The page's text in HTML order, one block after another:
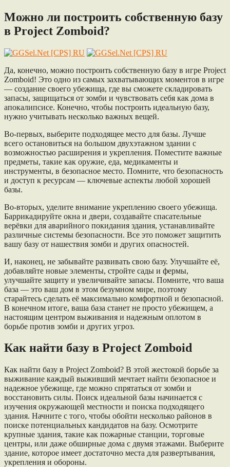
Можно ли построить собственную базу
в Project Zomboid?
Да, конечно, можно построить собственную базу в игре Project
Zomboid! Это одно из самых захватывающих моментов в игре
— создание своего убежища, где вы сможете складировать
запасы, защищаться от зомби и чувствовать себя как дома в
апокалипсисе. Конечно, чтобы построить идеальную базу,
нужно учитывать несколько важных вещей.
Во-первых, выберите подходящее место для базы. Лучше
всего остановиться на большом двухэтажном здании с
возможностью расширения и укрепления. Поместите важные
предметы, такие как оружие, еда, медикаменты и
инструменты, в безопасное место. Помните, что безопасность
и доступ к ресурсам — ключевые аспекты любой хорошей
базы.
Во-вторых, уделите внимание укреплению своего убежища.
Баррикадируйте окна и двери, создавайте спасательные
верёвки для аварийного покидания здания, устанавливайте
различные системы безопасности. Все это поможет защитить
вашу базу от нашествия зомби и других опасностей.
И, наконец, не забывайте развивать свою базу. Улучшайте её,
добавляйте новые элементы, стройте сады и фермы,
улучшайте защиту и увеличивайте запасы. Помните, что ваша
база — это ваш дом в этом безумном мире, поэтому
старайтесь сделать её максимально комфортной и безопасной.
В конечном итоге, ваша база станет не просто убежищем, а
настоящим центром выживания и надежным оплотом в
борьбе против зомби и других угроз.
Как найти базу в Project Zomboid
Как найти базу в Project Zomboid? В этой жестокой борьбе за
выживание каждый выживший мечтает найти безопасное и
надежное убежище, где можно спрятаться от зомби и
восстановить силы. Поиск идеальной базы начинается с
изучения окружающей местности и поиска подходящего
здания. Начните с того, чтобы обойти несколько районов в
поиске потенциальных кандидатов на базу. Осмотрите
крупные здания, такие как пожарные станции, торговые
центры, или даже обширные дома с двумя этажами. Выберите
здание, которое имеет достаточно места для развертывания,
укрепления и обороны.